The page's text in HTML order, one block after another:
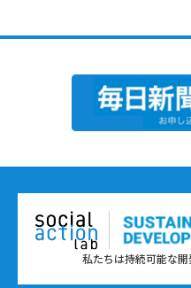
私たちは持続可能な開